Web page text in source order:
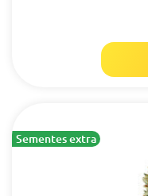
Sementes extra